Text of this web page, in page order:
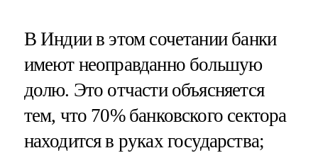
В Индии в этом сочетании банки
имеют неоправданно большую
долю. Это отчасти объясняется
тем, что 70% банковского сектора
находится в руках государства;